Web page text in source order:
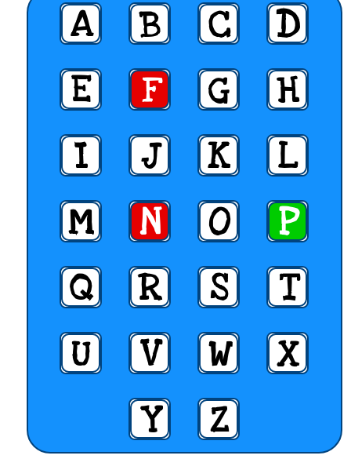
A B C
D
E
F G
H
I
J K
L
M
N O
P
Q
R S
T
U
V W
X
Y
Z